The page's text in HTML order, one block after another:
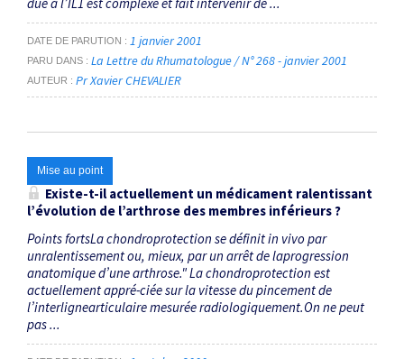
DATE DE PARUTION 1 janvier 2001
PARU DANS La Lettre du Rhumatologue / N° 268 - janvier 2001
AUTEUR Pr Xavier CHEVALIER
Mise au point
Existe-t-il actuellement un médicament ralentissant
l’évolution de l’arthrose des membres inférieurs ?
Points fortsLa chondroprotection se définit in vivo par
unralentissement ou, mieux, par un arrêt de laprogression
anatomique d’une arthrose." La chondroprotection est
actuellement appré-ciée sur la vitesse du pincement de
l’interlignearticulaire mesurée radiologiquement.On ne peut
pas ...